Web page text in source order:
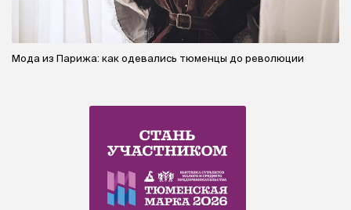
Мода из Парижа: как одевались тюменцы до революции